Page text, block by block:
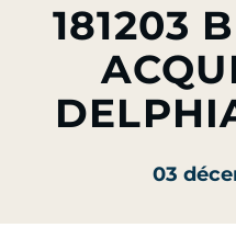
181203
03